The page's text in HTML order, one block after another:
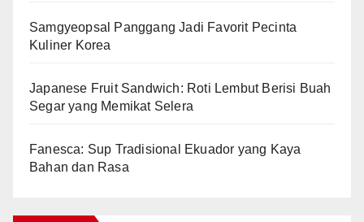
Samgyeopsal Panggang Jadi Favorit Pecinta
Kuliner Korea
Japanese Fruit Sandwich: Roti Lembut Berisi Buah
Segar yang Memikat Selera
Fanesca: Sup Tradisional Ekuador yang Kaya
Bahan dan Rasa